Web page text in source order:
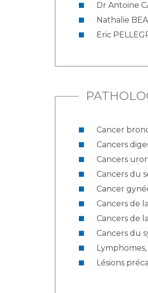
Dr Antoine
Nathalie
Eric
Cancer
Cancers
Cancers
Cancers du
Cancer
Cancers de
Cancers de
Cancers du
Lésions